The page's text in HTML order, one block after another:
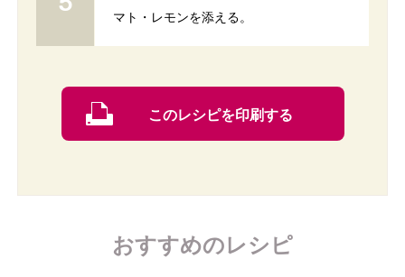
マト・レモンを添える。
このレシピを印刷する
おすすめのレシピ